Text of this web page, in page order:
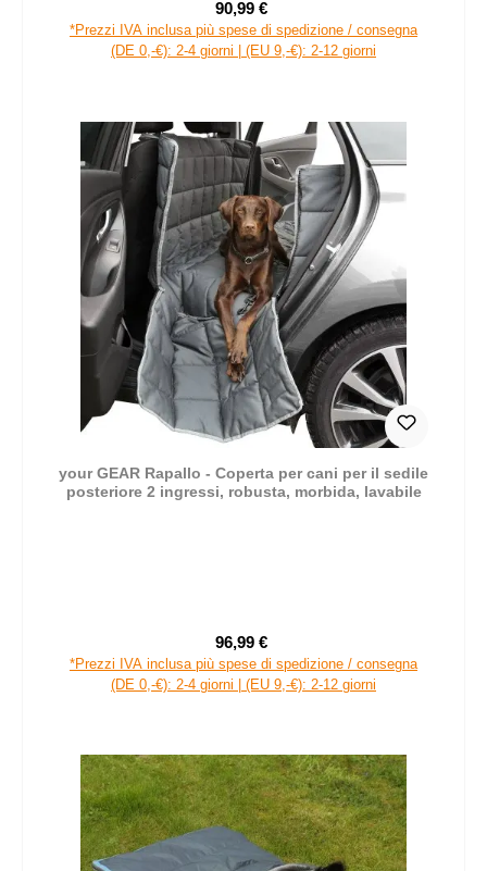
Prezzo di vendita:
90,99 €
*Prezzi IVA inclusa più spese di spedizione / consegna
(DE 0,-€): 2-4 giorni | (EU 9,-€): 2-12 giorni
your GEAR Rapallo - Coperta per cani per il sedile
posteriore 2 ingressi, robusta, morbida, lavabile
Prezzo di vendita:
96,99 €
*Prezzi IVA inclusa più spese di spedizione / consegna
(DE 0,-€): 2-4 giorni | (EU 9,-€): 2-12 giorni